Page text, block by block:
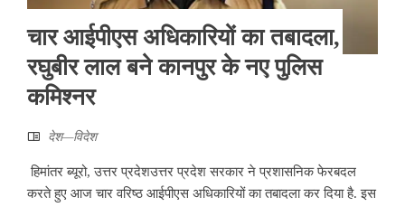
चार आईपीएस अधिकारियों का तबादला,
रघुबीर लाल बने कानपुर के नए पुलिस
कमिश्नर
देश—विदेश
हिमांतर ब्यूरो, उत्तर प्रदेशउत्तर प्रदेश सरकार ने प्रशासनिक फेरबदल
करते हुए आज चार वरिष्ठ आईपीएस अधिकारियों का तबादला कर दिया है. इस